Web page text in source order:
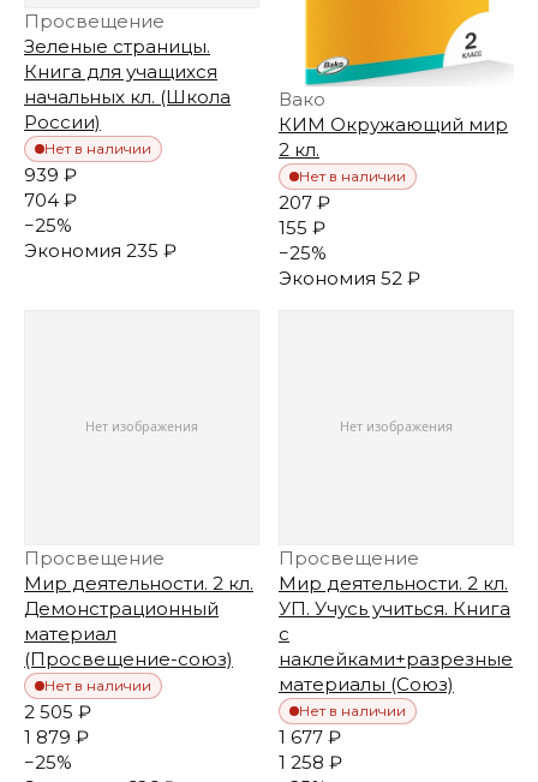
Просвещение
Зеленые страницы.
Книга для учащихся
начальных кл. (Школа
России)
Нет в наличии
939 ₽
704 ₽
−25%
Экономия 235 ₽
Вако
КИМ Окружающий мир
2 кл.
Нет в наличии
207 ₽
155 ₽
−25%
Экономия 52 ₽
Просвещение
Мир деятельности. 2 кл.
Демонстрационный
материал
(Просвещение-союз)
Нет в наличии
2 505 ₽
1 879 ₽
−25%
Просвещение
Мир деятельности. 2 кл.
УП. Учусь учиться. Книга
с
наклейками+разрезные
материалы (Союз)
Нет в наличии
1 677 ₽
1 258 ₽